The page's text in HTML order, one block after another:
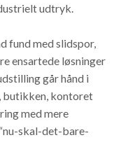
udtryk.
fund med slidspor,
ensartede løsninger
går hånd i
butikken, kontoret
med mere
skal-det-bare-